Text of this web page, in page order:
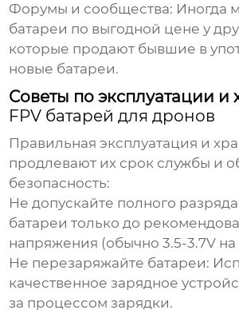
Форумы и сообщества: Иногда
батареи по выгодной цене у
которые продают бывшие в
новые батареи.
Советы по эксплуатации
FPV батарей для дронов
Правильная эксплуатация и
продлевают их срок службы и
безопасность:
Не допускайте полного
батареи только до
напряжения (обычно 3.5-3.7V на
Не перезаряжайте батареи:
качественное зарядное
за процессом зарядки.